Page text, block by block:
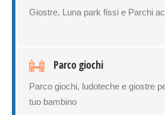
Giostre, Luna park fissi e Parchi
Parco giochi
Parco giochi, ludoteche e giostre
tuo bambino